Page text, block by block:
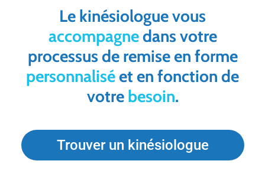
Le kinésiologue vous
accompagnedans votre
processus de remise en forme
personnaliséet en fonction de
votre besoin.
Trouver un kinésiologue